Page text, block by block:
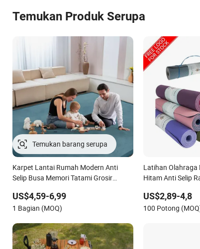
Temukan Produk Serupa
Karpet Lantai Rumah Modern Anti
Selip Busa Memori Tatami Grosir
US$4,59-6,99
1 Bagian (MOQ)
Latihan Olahraga
Hitam Anti Selip
US$2,89-4,8
100 Potong